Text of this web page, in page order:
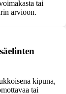
tai
arvioon.
kipuna,
tai